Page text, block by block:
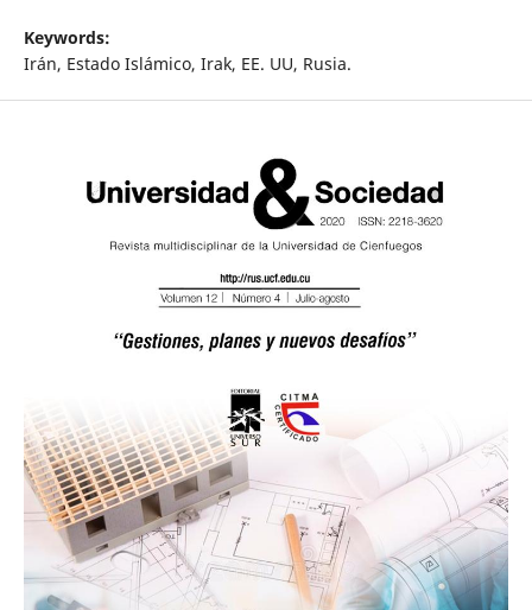
Keywords:
Irán, Estado Islámico, Irak, EE. UU, Rusia.